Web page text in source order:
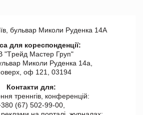
бульвар Миколи Руденка 14А
для кореспонденції:
"Tрейд Мастер Груп"
Миколи Руденка 14а,
оф 121, 03194
Контакти для:
треннгів, конференцій:
(67) 502-99-00,